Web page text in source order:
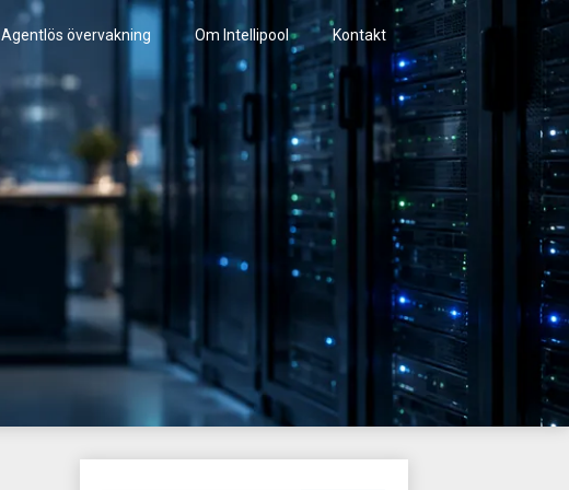
Agentlös övervakning Om Intellipool Kontakt